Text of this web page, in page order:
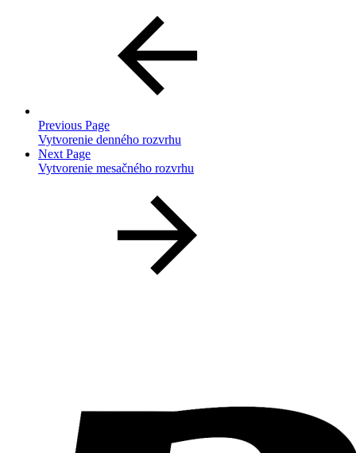
Previous Page
Vytvorenie denného rozvrhu
Next Page
Vytvorenie mesačného rozvrhu